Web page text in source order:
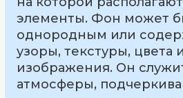
элементы. Фон может
однородным или
узоры, текстуры, цвета
изображения. Он
атмосферы,